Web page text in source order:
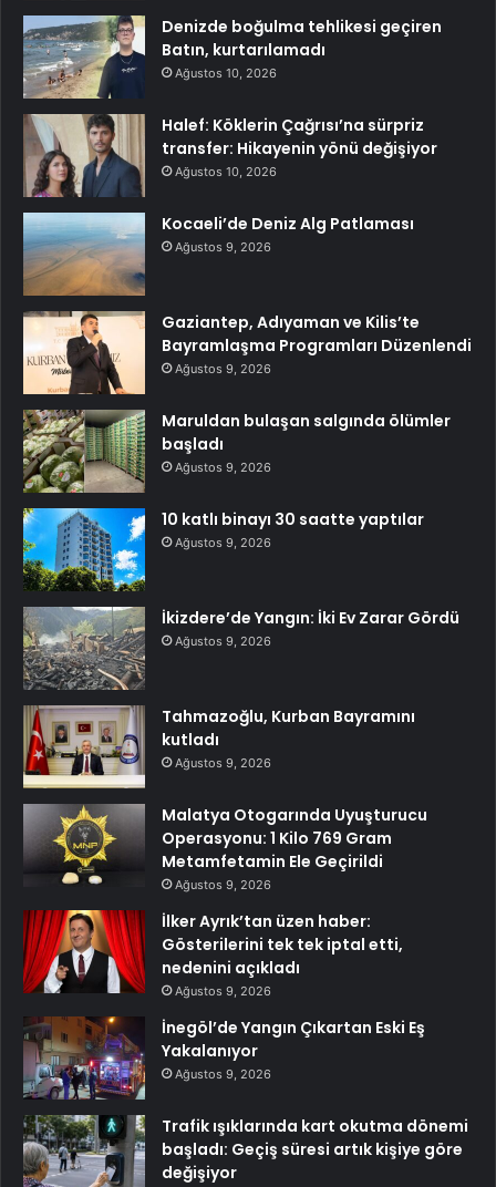
Denizde boğulma tehlikesi geçiren
Batın, kurtarılamadı
Ağustos 10, 2026
Halef: Köklerin Çağrısı’na sürpriz
transfer: Hikayenin yönü değişiyor
Ağustos 10, 2026
Kocaeli’de Deniz Alg Patlaması
Ağustos 9, 2026
Gaziantep, Adıyaman ve Kilis’te
Bayramlaşma Programları Düzenlendi
Ağustos 9, 2026
Maruldan bulaşan salgında ölümler
başladı
Ağustos 9, 2026
10 katlı binayı 30 saatte yaptılar
Ağustos 9, 2026
İkizdere’de Yangın: İki Ev Zarar Gördü
Ağustos 9, 2026
Tahmazoğlu, Kurban Bayramını
kutladı
Ağustos 9, 2026
Malatya Otogarında Uyuşturucu
Operasyonu: 1 Kilo 769 Gram
Metamfetamin Ele Geçirildi
Ağustos 9, 2026
İlker Ayrık’tan üzen haber:
Gösterilerini tek tek iptal etti,
nedenini açıkladı
Ağustos 9, 2026
İnegöl’de Yangın Çıkartan Eski Eş
Yakalanıyor
Ağustos 9, 2026
Trafik ışıklarında kart okutma dönemi
başladı: Geçiş süresi artık kişiye göre
değişiyor